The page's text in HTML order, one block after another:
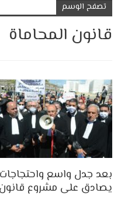
تصفح الوسم
قانون المحاماة
بعد جدل واسع
يصادق على مشروع قانون